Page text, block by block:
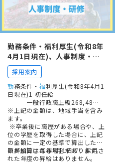
勤務条件・福利厚生(令和8年
4月1日現在)、人事制度・研
修｜成田市職員採用案内
採用案内
勤務条件・ 福利厚生(令和8年4月1
日現在)1 初任給
一般行政職上級268,48…
※上記の金額は、地域手当を含み
ます。
※卒業後に職歴がある場合や、上
位の学歴を取得した場合に、上記
の金額に一定の基準で算出した金
額が加算される場合があります。
※昇給日は毎年7月1日で、採用さ
れた年度の昇給はありません。